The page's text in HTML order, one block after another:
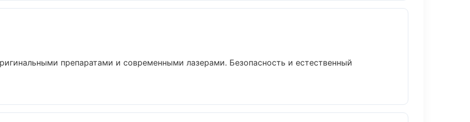
препаратами и современными лазерами. Безопасность и естественный